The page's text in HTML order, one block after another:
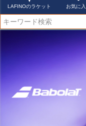
LAFINOのラケット お気に